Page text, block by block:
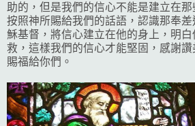
助的，但是我們的信心不能是建立在
按照神所賜給我們的話語，認識那奉
穌基督，將信心建立在他的身上，明
救，這樣我們的信心才能堅固，感謝
賜福給你們。